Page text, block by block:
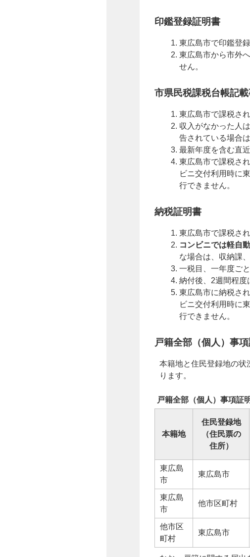
印鑑登録証明書
東広島市で印鑑登
東広島市から市外
せん。
市県民税課税台帳記
東広島市で課税さ
収入がなかった人
告されている場合
最新年度を含む直
東広島市で課税さ
ビニ交付利用時に
行できません。
納税証明書
東広島市で課税さ
コンビニでは軽自
な場合は、収納課
一税目、一年度ご
納付後、2週間程度
東広島市に納税さ
ビニ交付利用時に
行できません。
戸籍全部（個人）事
本籍地と住民登録地の状
ります。
戸籍全部（個人）事項証
本籍地
住民登録地
（住民票の
住所）
東広島
市
東広島市
東広島
市
他市区町村
他市区
町村
東広島市